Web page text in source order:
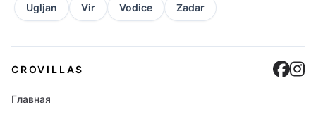
Ugljan Vir Vodice Zadar
CROVILLAS
Главная